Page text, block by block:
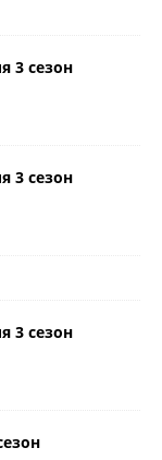
3 сезон
3 сезон
3 сезон